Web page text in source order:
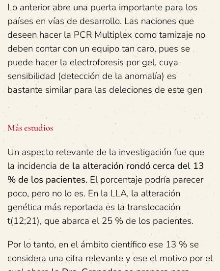
Lo anterior abre una puerta importante para los
países en vías de desarrollo. Las naciones que
deseen hacer la PCR Multiplex como tamizaje no
deben contar con un equipo tan caro, pues se
puede hacer la electroforesis por gel, cuya
sensibilidad (detección de la anomalía) es
bastante similar para las deleciones de este gen
Más estudios
Un aspecto relevante de la investigación fue que
la incidencia de la alteración rondó cerca del 13
% de los pacientes. El porcentaje podría parecer
poco, pero no lo es. En la LLA, la alteración
genética más reportada es la translocación
t(12;21), que abarca el 25 % de los pacientes.
Por lo tanto, en el ámbito científico ese 13 % se
considera una cifra relevante y ese el motivo por el